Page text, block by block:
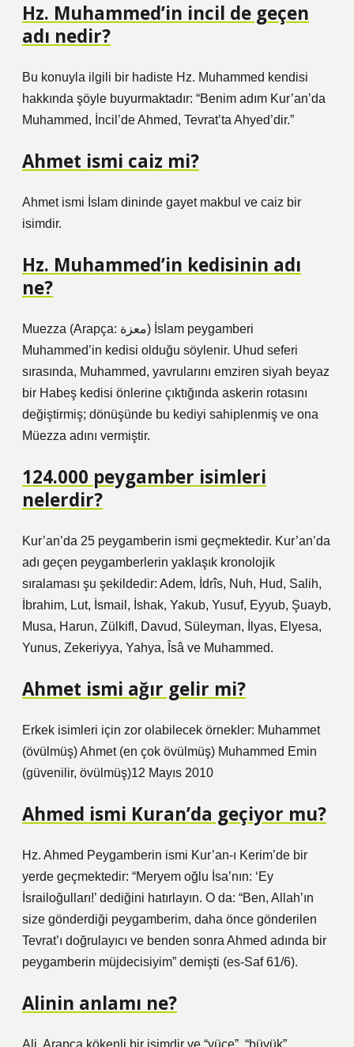
Hz. Muhammed’in incil de geçen
adı nedir?
Bu konuyla ilgili bir hadiste Hz. Muhammed kendisi
hakkında şöyle buyurmaktadır: “Benim adım Kur’an’da
Muhammed, İncil’de Ahmed, Tevrat’ta Ahyed’dir.”
Ahmet ismi caiz mi?
Ahmet ismi İslam dininde gayet makbul ve caiz bir
isimdir.
Hz. Muhammed’in kedisinin adı
ne?
Muezza (Arapça: معزة) İslam peygamberi
Muhammed’in kedisi olduğu söylenir. Uhud seferi
sırasında, Muhammed, yavrularını emziren siyah beyaz
bir Habeş kedisi önlerine çıktığında askerin rotasını
değiştirmiş; dönüşünde bu kediyi sahiplenmiş ve ona
Müezza adını vermiştir.
124.000 peygamber isimleri
nelerdir?
Kur’an’da 25 peygamberin ismi geçmektedir. Kur’an’da
adı geçen peygamberlerin yaklaşık kronolojik
sıralaması şu şekildedir: Adem, İdrîs, Nuh, Hud, Salih,
İbrahim, Lut, İsmail, İshak, Yakub, Yusuf, Eyyub, Şuayb,
Musa, Harun, Zülkifl, Davud, Süleyman, İlyas, Elyesa,
Yunus, Zekeriyya, Yahya, Îsâ ve Muhammed.
Ahmet ismi ağır gelir mi?
Erkek isimleri için zor olabilecek örnekler: Muhammet
(övülmüş) Ahmet (en çok övülmüş) Muhammed Emin
(güvenilir, övülmüş)12 Mayıs 2010
Ahmed ismi Kuran’da geçiyor mu?
Hz. Ahmed Peygamberin ismi Kur’an-ı Kerim’de bir
yerde geçmektedir: “Meryem oğlu İsa’nın: ‘Ey
İsrailoğulları!’ dediğini hatırlayın. O da: “Ben, Allah’ın
size gönderdiği peygamberim, daha önce gönderilen
Tevrat’ı doğrulayıcı ve benden sonra Ahmed adında bir
peygamberin müjdecisiyim” demişti (es-Saf 61/6).
Alinin anlamı ne?
Ali, Arapça kökenli bir isimdir ve “yüce”, “büyük”,